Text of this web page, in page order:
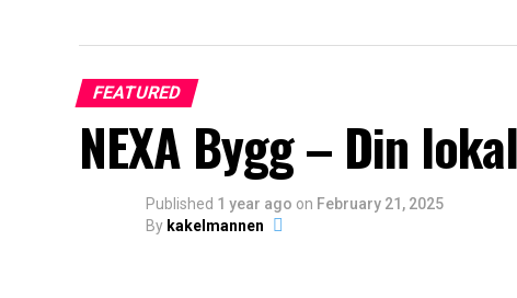
FEATURED
NEXA Bygg – Din
Published 1 year ago on February 21, 2025
By kakelmannen